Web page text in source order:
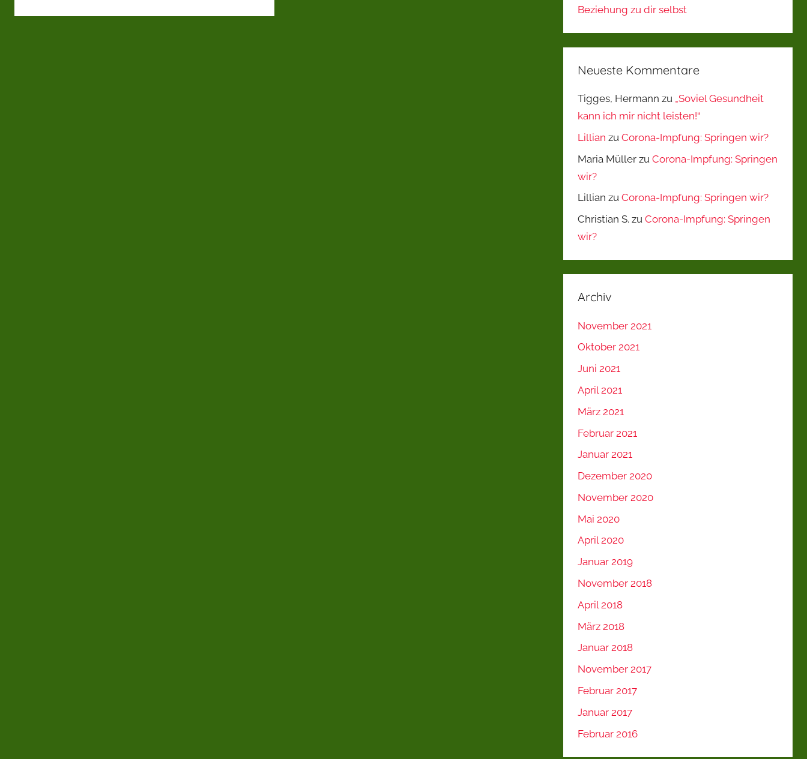
Beziehung zu dir selbst
Neueste Kommentare
Tigges, Hermann zu „Soviel Gesundheit
kann ich mir nicht leisten!“
Lillian zuCorona-Impfung: Springen wir?
Maria Müller zuCorona-Impfung: Springen
wir?
Lillian zuCorona-Impfung: Springen wir?
Christian S. zuCorona-Impfung: Springen
wir?
Archiv
November 2021
Oktober 2021
Juni 2021
April 2021
März 2021
Februar 2021
Januar 2021
Dezember 2020
November 2020
Mai 2020
April 2020
Januar 2019
November 2018
April 2018
März 2018
Januar 2018
November 2017
Februar 2017
Januar 2017
Februar 2016